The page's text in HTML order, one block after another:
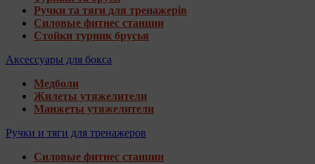
Ручки та тяги для тренажерів
Силовые фитнес станции
Стойки турник брусья
Аксессуары для бокса
Медболи
Жилеты утяжелители
Манжеты утяжелители
Ручки и тяги для тренажеров
Силовые фитнес станции